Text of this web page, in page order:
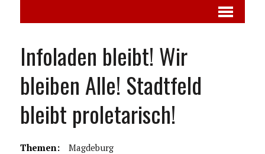
Infoladen bleibt! Wir
bleiben Alle! Stadtfeld
bleibt proletarisch!
Themen: Magdeburg